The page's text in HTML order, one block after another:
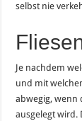
selbst nie
Je nachdem
und mit
abwegig, wenn
ausgelegt wird.